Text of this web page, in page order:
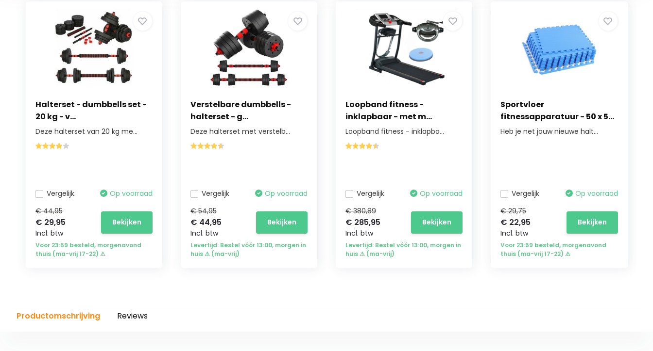
Halterset - dumbbells set -
20 kg - v...
Deze halterset van 20 kg me...
Vergelijk
Op voorraad
€ 44,95
€ 29,95
Incl. btw
Bekijken
Voor 23:59 besteld, morgenavond
thuis (ma-vrij 17-22) ⚠
Verstelbare dumbbells -
halterset - g...
Deze halterset met verstelb...
Vergelijk
Op voorraad
€ 54,95
€ 44,95
Incl. btw
Bekijken
Levertijd: Bestel vóór 13:00, morgen in
huis ⚠ (ma-vrij)
Loopband fitness -
inklapbaar - met m...
Loopband fitness - inklapba...
Vergelijk
Op voorraad
€ 380,89
€ 285,95
Incl. btw
Bekijken
Levertijd: Bestel vóór 13:00, morgen in
huis ⚠ (ma-vrij)
Sportvloer
fitnessapparatuur - 50 x 5...
Heb je net jouw nieuwe halt...
Vergelijk
Op voorraad
€ 29,75
€ 22,95
Incl. btw
Bekijken
Voor 23:59 besteld, morgenavond
thuis (ma-vrij 17-22) ⚠
Productomschrijving Reviews